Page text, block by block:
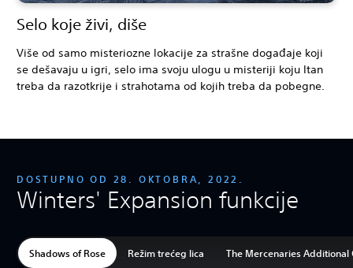
Selo koje živi, diše
Više od samo misteriozne lokacije za strašne događaje koji
se dešavaju u igri, selo ima svoju ulogu u misteriji koju Itan
treba da razotkrije i strahotama od kojih treba da pobegne.
DOSTUPNO OD 28. OKTOBRA, 2022.
Winters' Expansion funkcije
Shadows of Rose Režim trećeg lica The Mercenaries Additional